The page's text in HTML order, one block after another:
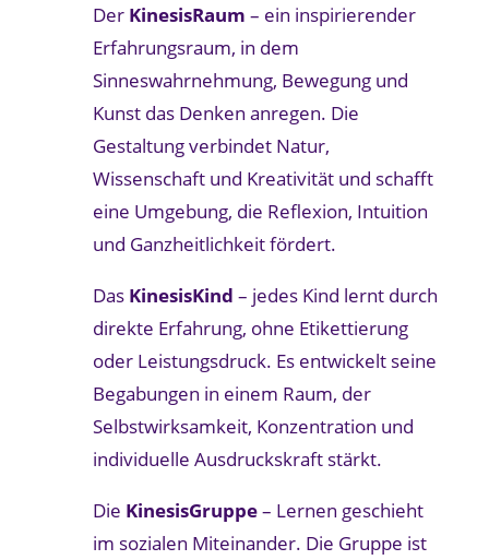
Der KinesisRaum – ein inspirierender
Erfahrungsraum, in dem
Sinneswahrnehmung, Bewegung und
Kunst das Denken anregen. Die
Gestaltung verbindet Natur,
Wissenschaft und Kreativität und schafft
eine Umgebung, die Reflexion, Intuition
und Ganzheitlichkeit fördert.
Das KinesisKind – jedes Kind lernt durch
direkte Erfahrung, ohne Etikettierung
oder Leistungsdruck. Es entwickelt seine
Begabungen in einem Raum, der
Selbstwirksamkeit, Konzentration und
individuelle Ausdruckskraft stärkt.
Die KinesisGruppe– Lernen geschieht
im sozialen Miteinander. Die Gruppe ist